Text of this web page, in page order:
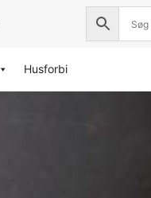
Husforbi